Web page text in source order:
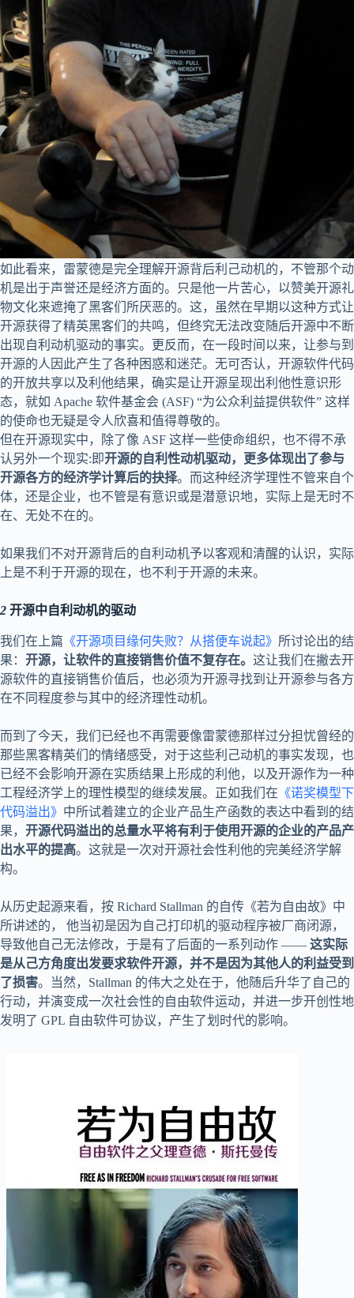
如此看来，雷蒙德是完全理解开源背后利己动机的，不管那个动
机是出于声誉还是经济方面的。只是他一‍片苦心，以赞美开源礼
物文化来遮掩了黑客们所厌恶的。这，虽然在早期以这种方式让
开源获得了精英黑客们的共鸣，但终究无法改变随后开源中不断
出现自利动机驱动的事实。更反而，在一段时间以来，让参与到
开源的人因此产生了各种困惑和迷茫。无可否认，开源软件代码
的开放共享以及利他结果，确实是让开源呈现出利他性意识形
态，就如 Apache 软件基金会 (ASF) “为公众利益提供软件” 这样
的使命也无疑是令人欣喜和值得尊敬的。
但在开源现实中，除了像 ASF 这样一些使命组织，也不得不承
认另外一个现实:即开源的自利性动机驱动，更多体现出了参与
开源各方的经济学计算后的抉择。而这种经济学理性不管来自个
体，还是企业，也不管是有意识或是潜意识地，实际上是无时不
在、无处不在的。
如果我们不对开源背后的自利动机予以客观和清醒的认识，实际
上是不利于开源的现在，也不利于开源的未来。
2 开源中自利动机的驱动
我们在上篇 《开源项目缘何失败？从搭便车说起》 所讨论出的结
果： 开源，让软件的直接销售价值不复存在。 这让我们在撇去开
源软件的直接销售价值后，也必须为开源寻找到让开源参与各方
在不同程度参与其中的经济理性动机。
而到了今天，我们已经也不再需要像雷蒙德那样过分担忧曾经的
那些黑客精英们的情绪感受，对于这些利己动机的事实发现，也
已经不会影响开源在实质结果上形成的利他，以及开源作为一种
工程经济学上的理性模型的继续发展。正如我们在 《诺奖模型下
代码溢出》 中所试着建立的企业产品生产函数的表达中看到的结
果， 开源代码溢出的总量水平将有利于使用开源的企业的产品产
出水平的提高。这就是一次对开源社会性利他的完美经济学解
构。
从历史起源来看，按 Richard Stallman 的自传《若为自由故》中
所讲述的， 他当初是因为自己打印机的驱动程序被厂商闭源，
导致他自己无法修改，于是有了后面的一系列动作 —— 这实际
是从己方角度出发要求软件开源，并不是因为其他人的利益受到
了损害。当然，Stallman 的伟大之处在于，他随后升华了自己的
行动，并演变成一次社会性的自由软件运动，并进一步开创性地
发明了 GPL 自由软件可协议，产生了划时代的影响。